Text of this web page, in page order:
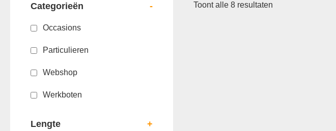
Categorieën -
Occasions
Particulieren
Webshop
Werkboten
Lengte +
Toont alle 8 resultaten